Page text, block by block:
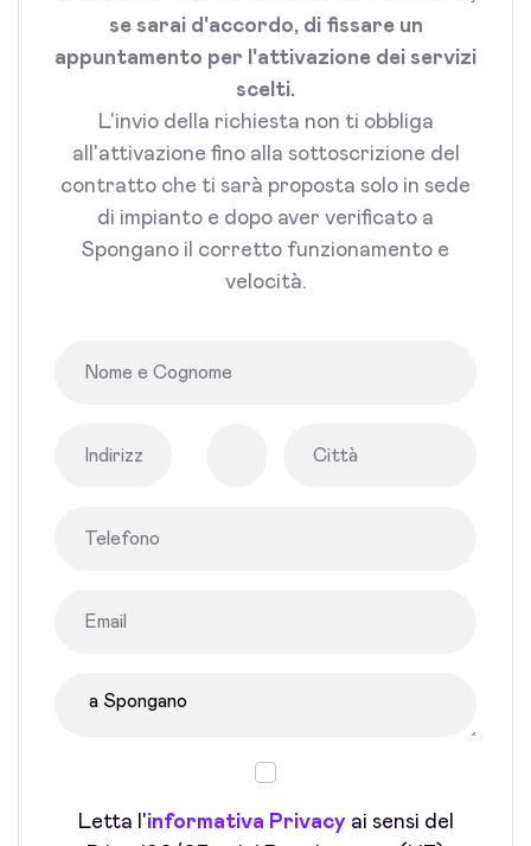
se sarai d'accordo, di fissare un
appuntamento per l'attivazione dei servizi
scelti.
L'invio della richiesta non ti obbliga
all'attivazione fino alla sottoscrizione del
contratto che ti sarà proposta solo in sede
di impianto e dopo aver verificato a
Spongano il corretto funzionamento e
velocità.
Letta l'informativa Privacyai sensi del